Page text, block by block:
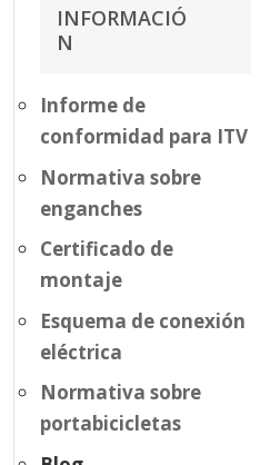
INFORMACIÓ
N
Informe de
conformidad para ITV
Normativa sobre
enganches
Certificado de
montaje
Esquema de conexión
eléctrica
Normativa sobre
portabicicletas